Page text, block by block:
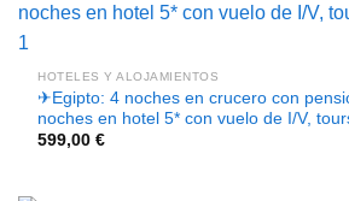
HOTELES Y ALOJAMIENTOS
✈Egipto: 4 noches en crucero con
noches en hotel 5* con vuelo de I/V,
599,00€